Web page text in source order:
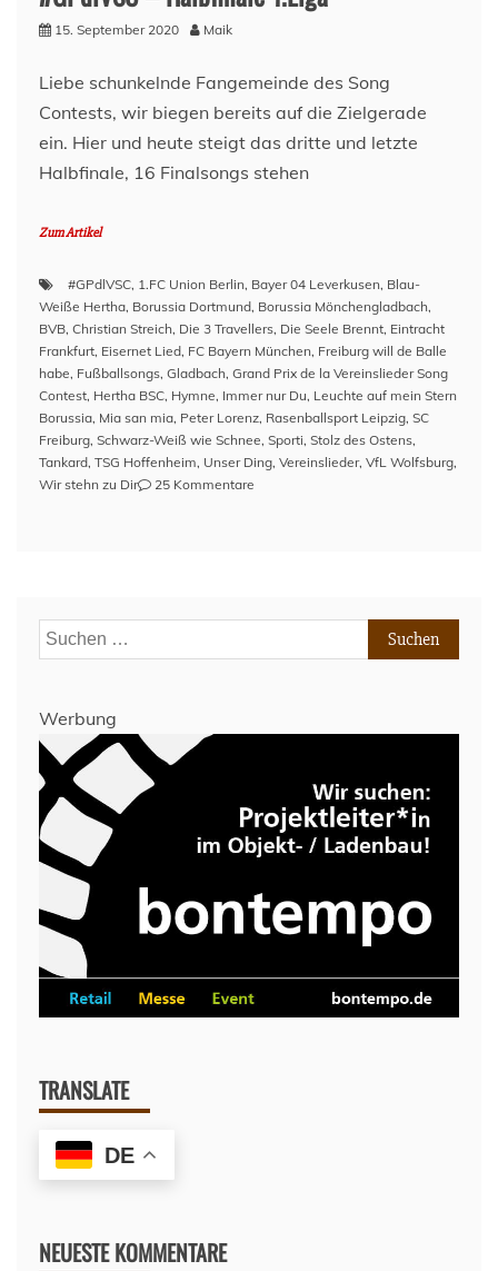
15. September 2020 Maik
Liebe schunkelnde Fangemeinde des Song
Contests, wir biegen bereits auf die Zielgerade
ein. Hier und heute steigt das dritte und letzte
Halbfinale, 16 Finalsongs stehen
Zum Artikel
#GPdlVSC, 1.FC Union Berlin, Bayer 04 Leverkusen, Blau-
Weiße Hertha, Borussia Dortmund, Borussia Mönchengladbach,
BVB, Christian Streich, Die 3 Travellers, Die Seele Brennt, Eintracht
Frankfurt, Eisernet Lied, FC Bayern München, Freiburg will de Balle
habe, Fußballsongs, Gladbach, Grand Prix de la Vereinslieder Song
Contest, Hertha BSC, Hymne, Immer nur Du, Leuchte auf mein Stern
Borussia, Mia san mia, Peter Lorenz, Rasenballsport Leipzig, SC
Freiburg, Schwarz-Weiß wie Schnee, Sporti, Stolz des Ostens,
Tankard, TSG Hoffenheim, Unser Ding, Vereinslieder, VfL Wolfsburg,
Wir stehn zu Dir
25 Kommentare
Suchen
nach:
Werbung
TRANSLATE
DE
NEUESTE KOMMENTARE